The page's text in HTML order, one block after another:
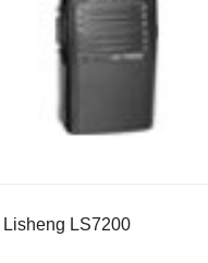
Lisheng LS7200